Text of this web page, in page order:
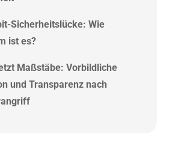
Sicherheitslücke: Wie
ist es?
Maßstäbe: Vorbildliche
und Transparenz nach